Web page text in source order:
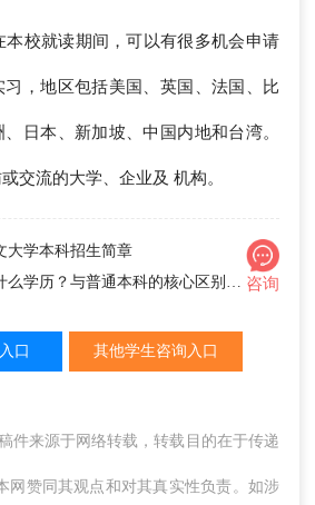
本校就读期间，可以有很多机会申请
，地区包括美国、英国、法国、比
日本、新加坡、中国内地和台湾。
交流的大学、企业及 机构。
大学本科招生简章
下一篇：职业本科是什么学历？与普通本科的核心区别解析 咨询
口 其他学生咨询入口
件来源于网络转载，转载目的在于传递
网赞同其观点和对其真实性负责。如涉